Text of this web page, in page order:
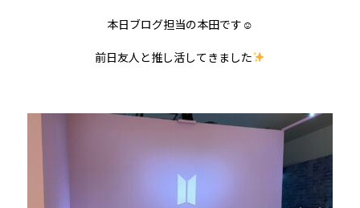
本日ブログ担当の本田です☺︎
前日友人と推し活してきました